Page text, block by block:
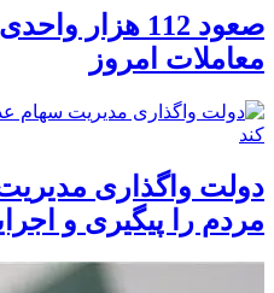
صعود 112
معاملات امروز
دولت واگذاری
مردم را پیگیری و